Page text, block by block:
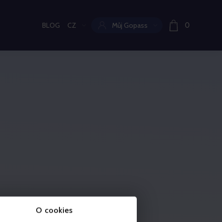
O cookies
BLOG Aktuální jazyk:
CZ Můj Gopass 0